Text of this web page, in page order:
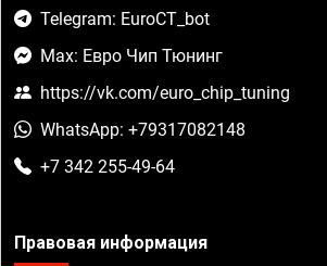
Telegram: EuroCT_bot
Max: Евро Чип Тюнинг
https://vk.com/euro_chip_tuning
WhatsApp: +79317082148
+7 342 255-49-64
Правовая информация